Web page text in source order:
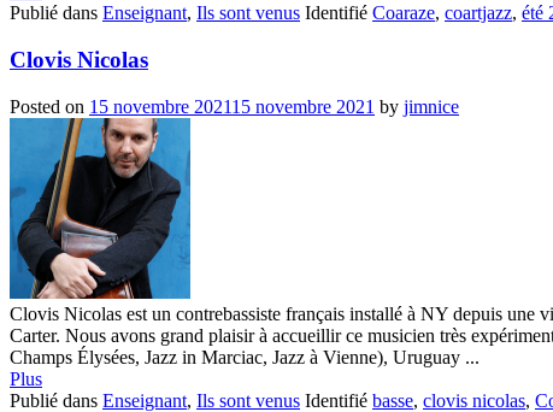
Publié dans Enseignant, Ils sont venus Identifié Coaraze, coartjazz, été
Clovis Nicolas
Posted on 15 novembre 202115 novembre 2021 by jimnice
Clovis Nicolas est un contrebassiste français installé à NY depuis une
Carter. Nous avons grand plaisir à accueillir ce musicien très
Champs Élysées, Jazz in Marciac, Jazz à Vienne), Uruguay ...
Plus
Publié dans Enseignant, Ils sont venus Identifié basse, clovis nicolas,